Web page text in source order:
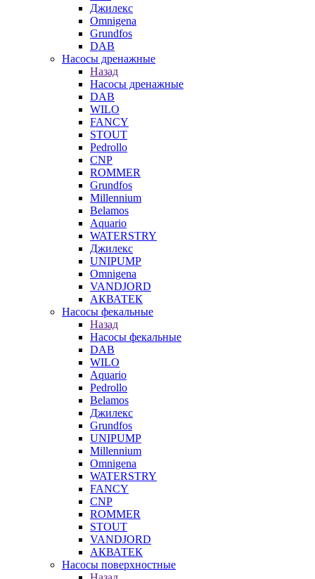
Джилекс
Omnigena
Grundfos
DAB
Насосы дренажные
Назад
Насосы дренажные
DAB
WILO
FANCY
STOUT
Pedrollo
CNP
ROMMER
Grundfos
Millennium
Belamos
Aquario
WATERSTRY
Джилекс
UNIPUMP
Omnigena
VANDJORD
АКВАТЕК
Насосы фекальные
Назад
Насосы фекальные
DAB
WILO
Aquario
Pedrollo
Belamos
Джилекс
Grundfos
UNIPUMP
Millennium
Omnigena
WATERSTRY
FANCY
CNP
ROMMER
STOUT
VANDJORD
АКВАТЕК
Насосы поверхностные